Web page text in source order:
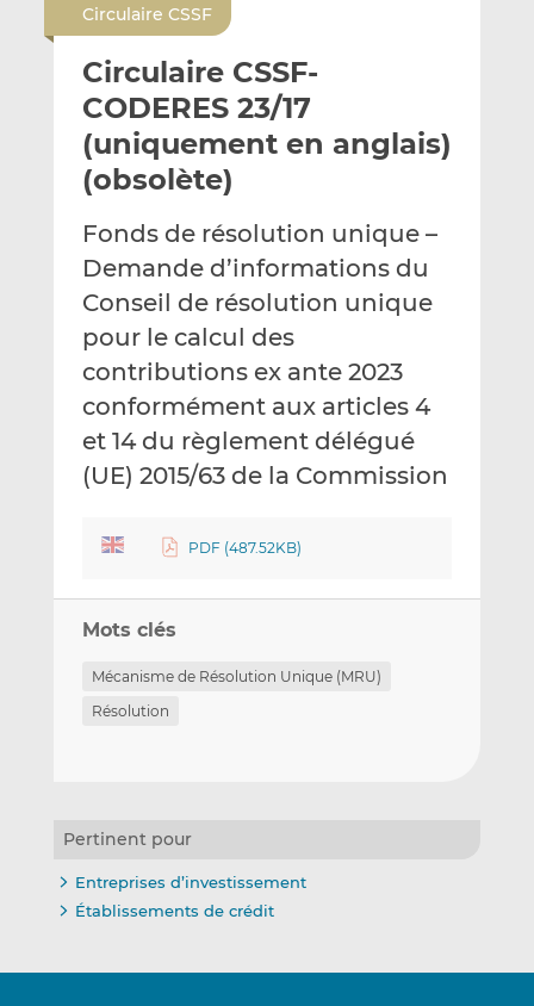
y
e
r
p
e
m
a
i
l
a
g
e
r
r
L
i
n
k
e
d
n
a
g
e
r
r
F
a
c
e
b
o
k
Circulaire CSSF
Circulaire CSSF-
CODERES 23/17
(uniquement en anglais)
(obsolète)
Fonds de résolution unique –
Demande d’informations du
Conseil de résolution unique
pour le calcul des
contributions ex ante 2023
conformément aux articles 4
et 14 du règlement délégué
(UE) 2015/63 de la Commission
PDF (487.52KB)
Mots clés
Mécanisme de Résolution Unique (MRU)
Résolution
Pertinent pour
Entreprises d’investissement
Établissements de crédit